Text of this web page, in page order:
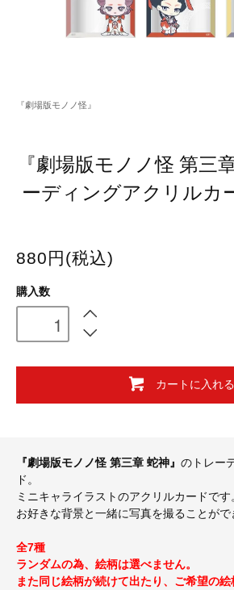
『劇場版モノノ怪』
『劇場版モノノ怪 第三
ーディングアクリル
880円(税込)
購入数
カートに入れる
『劇場版モノノ怪 第三章 蛇神』 のトレー
ド。
ミニキャライラストのアクリルカードです
お好きな背景と一緒に写真を撮ることがで
全7種
ランダムの為、絵柄は選べません。
また同じ絵柄が続けて出たり、ご希望の